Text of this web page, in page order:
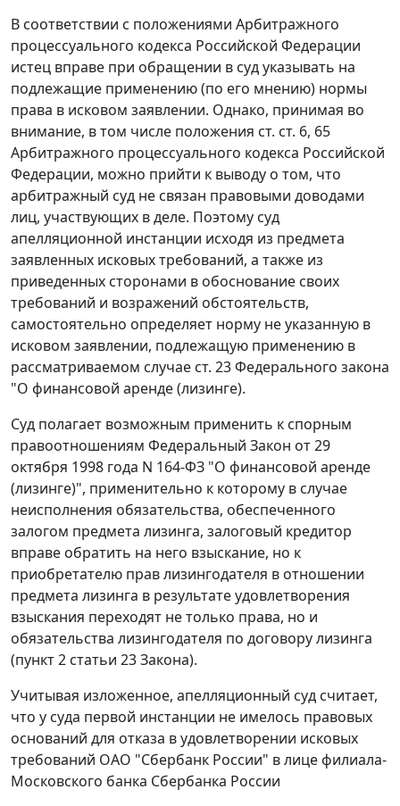
В соответствии с положениями Арбитражного
процессуального кодекса Российской Федерации
истец вправе при обращении в суд указывать на
подлежащие применению (по его мнению) нормы
права в исковом заявлении. Однако, принимая во
внимание, в том числе положения ст. ст. 6, 65
Арбитражного процессуального кодекса Российской
Федерации, можно прийти к выводу о том, что
арбитражный суд не связан правовыми доводами
лиц, участвующих в деле. Поэтому суд
апелляционной инстанции исходя из предмета
заявленных исковых требований, а также из
приведенных сторонами в обоснование своих
требований и возражений обстоятельств,
самостоятельно определяет норму не указанную в
исковом заявлении, подлежащую применению в
рассматриваемом случае ст. 23Федерального закона
"О финансовой аренде (лизинге).
Суд полагает возможным применить к спорным
правоотношениям Федеральный Закон от 29
октября 1998 года N 164-ФЗ "О финансовой аренде
(лизинге)", применительно к которому в случае
неисполнения обязательства, обеспеченного
залогом предмета лизинга, залоговый кредитор
вправе обратить на него взыскание, но к
приобретателю прав лизингодателя в отношении
предмета лизинга в результате удовлетворения
взыскания переходят не только права, но и
обязательства лизингодателя по договору лизинга
(пункт 2 статьи 23 Закона).
Учитывая изложенное, апелляционный суд считает,
что у суда первой инстанции не имелось правовых
оснований для отказа в удовлетворении исковых
требований ОАО "Сбербанк России" в лице филиала-
Московского банка Сбербанка России